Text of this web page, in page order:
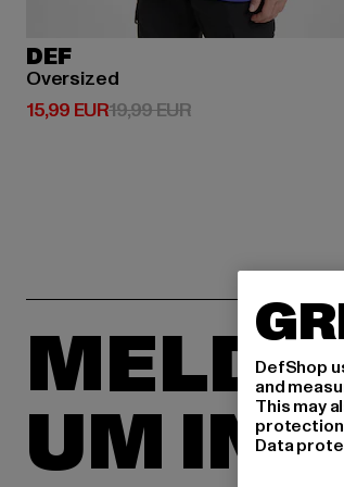
DEF
Oversized
15,99 EUR
Derzeitiger Preis: 15,99 EUR
19,99 EURAktionspreis: 19,99
UM
DefShop
and
This may
protection
Data